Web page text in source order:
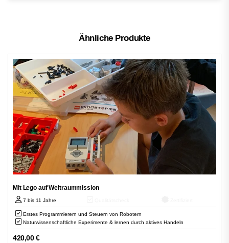
Ähnliche Produkte
Mit Lego auf Weltraummission
7 bis 11 Jahre
Erstes Programmierern und Steuern von Robotern
Naturwissenschaftliche Experimente & lernen durch aktives Handeln
420,00€